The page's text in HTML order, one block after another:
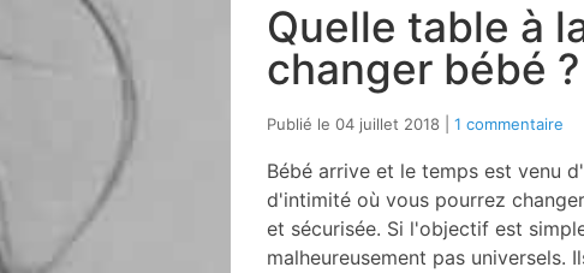
Quelle table à
changer bébé ?
Publié le 04 juillet 2018 1 commentaire
Bébé arrive et le temps est venu
d'intimité où vous pourrez
et sécurisée. Si l'objectif est
malheureusement pas universels.